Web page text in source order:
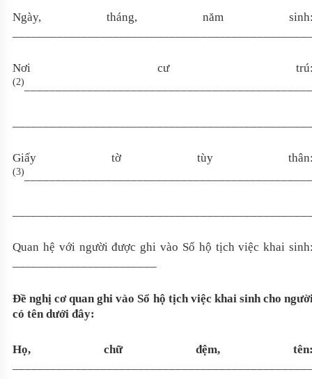
Ngày, tháng, năm
Nơi cư
(2)
Giấy tờ tùy
(3)
Quan hệ với người được ghi vào Sổ hộ tịch việc khai
Đề nghị cơ quan ghi vào Sổ hộ tịch việc khai sinh cho
có tên dưới đây:
Họ, chữ đệm,